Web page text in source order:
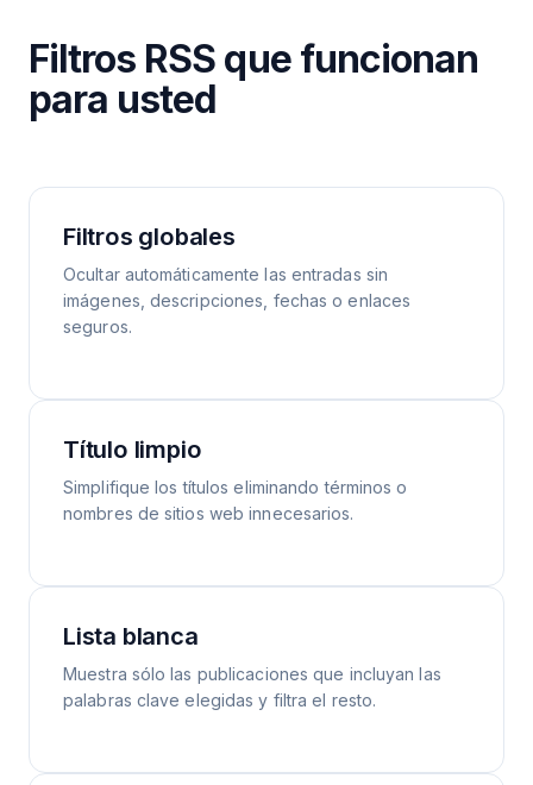
Filtros RSS que funcionan
para usted
Filtros globales
Ocultar automáticamente las entradas sin
imágenes, descripciones, fechas o enlaces
seguros.
Título limpio
Simplifique los títulos eliminando términos o
nombres de sitios web innecesarios.
Lista blanca
Muestra sólo las publicaciones que incluyan las
palabras clave elegidas y filtra el resto.